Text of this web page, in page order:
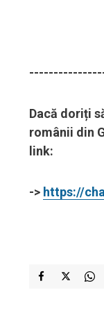
Dacă doriți
românii din
link:
-> https://